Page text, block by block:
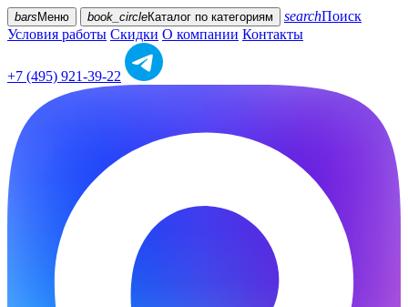
bars Меню book_circleКаталог по категориям searchПоиск
Условия работы Скидки О компании Контакты
+7 (495) 921-39-22